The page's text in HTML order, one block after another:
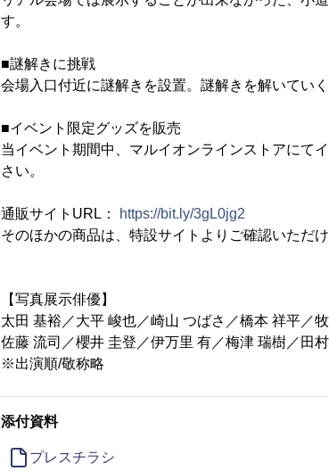
す。
■謎解きに挑戦
会場入口付近に謎解きを設置。謎解きを解いてい
■イベント限定グッズを販売
当イベント期間中、マルイオンラインストアにて
さい。
通販サイトURL：
https://bit.ly/3gL0jg2
そのほかの商品は、特設サイトよりご確認いただけ
【写真展示俳優】
太田 基裕／大平 峻也／崎山 つばさ／橋本 祥平／
佐藤 流司／櫻井 圭登／伊万里 有／梅津 瑞樹／田
※出演順/敬称略
添付資料
プレスチラシ